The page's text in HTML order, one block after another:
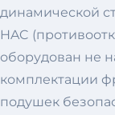
динамической
HAC
оборудован не
комплектации
подушек